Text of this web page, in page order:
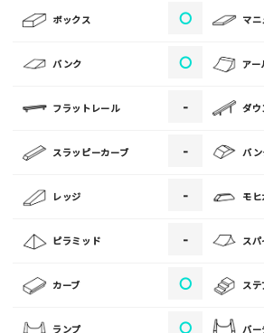
[text photo1alt placeholder "写真の
写真
[text photo3alt placeholder "写真の
ご注意事項
ボックス 〇 マ
バンク 〇 アー
フラットレール - ダウ
スラッピーカーブ - バ
レッジ - モ
ピラミッド - ス
カーブ 〇 ステ
ランプ 〇 バ